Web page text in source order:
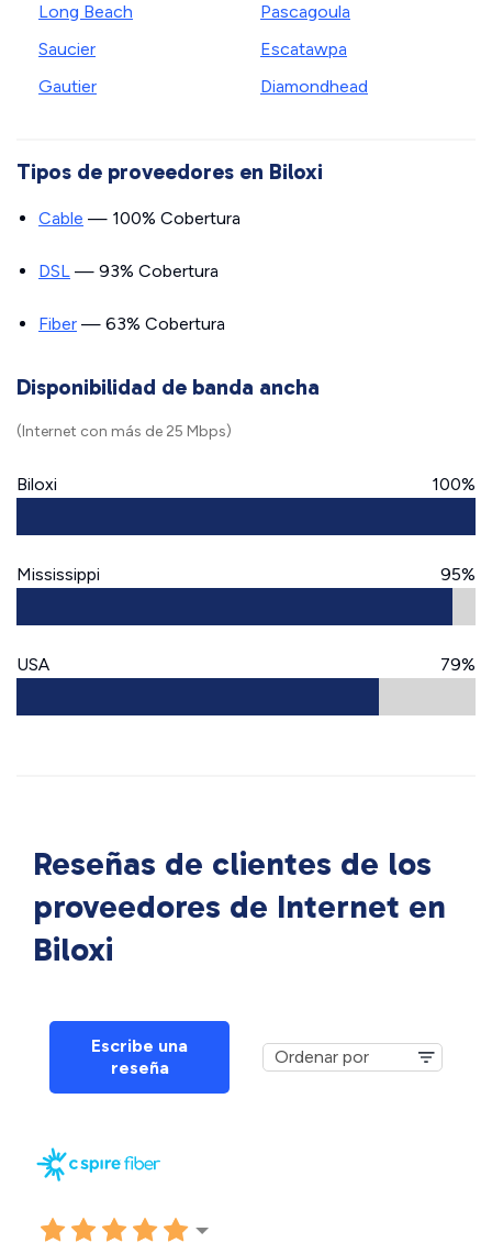
Long Beach
Saucier
Gautier
Pascagoula
Escatawpa
Diamondhead
Tipos de proveedores en Biloxi
Cable — 100% Cobertura
DSL — 93% Cobertura
Fiber — 63% Cobertura
Disponibilidad de banda ancha
(Internet con más de 25 Mbps)
Biloxi 100%
Mississippi 95%
USA 79%
Reseñas de clientes de los
proveedores de Internet en
Biloxi
Escribe una
reseña